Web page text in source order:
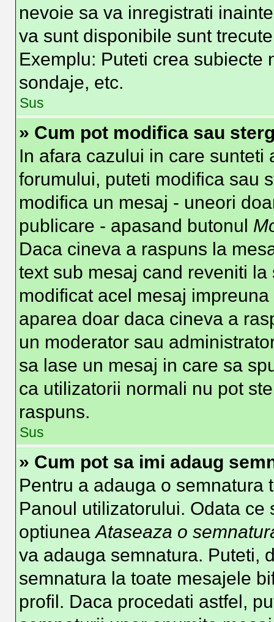
nevoie sa va inregistrati
va sunt disponibile sunt
Exemplu: Puteti crea subiecte
sondaje, etc.
Sus
» Cum pot modifica sau
In afara cazului in care
forumului, puteti modifica sau
modifica un mesaj - uneori
publicare - apasand butonul
Daca cineva a raspuns la
text sub mesaj cand reveniti
modificat acel mesaj
aparea doar daca cineva a
un moderator sau
sa lase un mesaj in care sa
ca utilizatorii normali nu pot
raspuns.
Sus
» Cum pot sa imi adaug
Pentru a adauga o semnatura
Panoul utilizatorului. Odata
optiuneaAtaseaza o
va adauga semnatura. Puteti,
semnatura la toate mesajele
profil. Daca procedati astfel,